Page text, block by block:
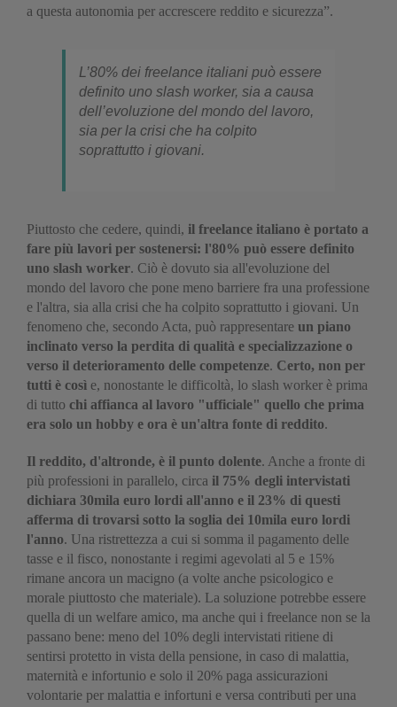
a questa autonomia per accrescere reddito e sicurezza”.
L’80% dei freelance italiani può essere
definito uno slash worker, sia a causa
dell’evoluzione del mondo del lavoro,
sia per la crisi che ha colpito
soprattutto i giovani.
Piuttosto che cedere, quindi, il freelance italiano è portato a
fare più lavori per sostenersi: l'80% può essere definito
uno slash worker. Ciò è dovuto sia all'evoluzione del
mondo del lavoro che pone meno barriere fra una professione
e l'altra, sia alla crisi che ha colpito soprattutto i giovani. Un
fenomeno che, secondo Acta, può rappresentare un piano
inclinato verso la perdita di qualità e specializzazione o
verso il deterioramento delle competenze. Certo, non per
tutti è così e, nonostante le difficoltà, lo slash worker è prima
di tutto chi affianca al lavoro "ufficiale" quello che prima
era solo un hobby e ora è un'altra fonte di reddito.
Il reddito, d'altronde, è il punto dolente. Anche a fronte di
più professioni in parallelo, circa il 75% degli intervistati
dichiara 30mila euro lordi all'anno e il 23% di questi
afferma di trovarsi sotto la soglia dei 10mila euro lordi
l'anno. Una ristrettezza a cui si somma il pagamento delle
tasse e il fisco, nonostante i regimi agevolati al 5 e 15%
rimane ancora un macigno (a volte anche psicologico e
morale piuttosto che materiale). La soluzione potrebbe essere
quella di un welfare amico, ma anche qui i freelance non se la
passano bene: meno del 10% degli intervistati ritiene di
sentirsi protetto in vista della pensione, in caso di malattia,
maternità e infortunio e solo il 20% paga assicurazioni
volontarie per malattia e infortuni e versa contributi per una